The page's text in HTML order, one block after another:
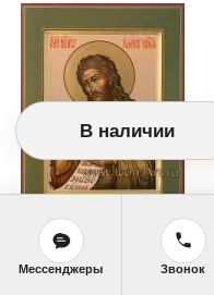
<<Вторник, 9
В наличии
Мессенджеры Звонок